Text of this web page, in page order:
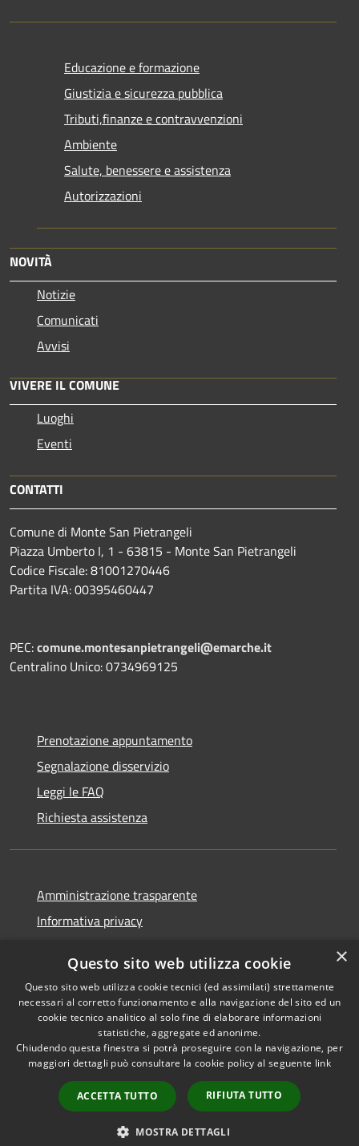
Educazione e formazione
Giustizia e sicurezza pubblica
Tributi,finanze e contravvenzioni
Ambiente
Salute, benessere e assistenza
Autorizzazioni
NOVITÀ
Notizie
Comunicati
Avvisi
VIVERE IL COMUNE
Luoghi
Eventi
CONTATTI
Comune di Monte San Pietrangeli
Piazza Umberto I, 1 - 63815 - Monte San Pietrangeli
Codice Fiscale: 81001270446
Partita IVA: 00395460447
PEC:comune.montesanpietrangeli@emarche.it
Centralino Unico: 0734969125
Prenotazione appuntamento
Segnalazione disservizio
Leggi le FAQ
Richiesta assistenza
Amministrazione trasparente
Informativa privacy
Dichiarazione di accessibilità
RSS
Accessibilità
Copyright © 2026 • Comune di
Monte San Pietrangeli •
Powered byMunicipium
Accesso redazione
×
Questo sito web utilizza cookie
Questo sito web utilizza cookie tecnici (ed assimilati) strettamente
necessari al corretto funzionamento e alla navigazione del sito ed un
cookie tecnico analitico al solo fine di elaborare informazioni
statistiche, aggregate ed anonime.
Chiudendo questa finestra si potrà proseguire con la navigazione, per
maggiori dettagli può consultare la cookie policy al seguente link
ACCETTA TUTTO RIFIUTA TUTTO
MOSTRA DETTAGLI